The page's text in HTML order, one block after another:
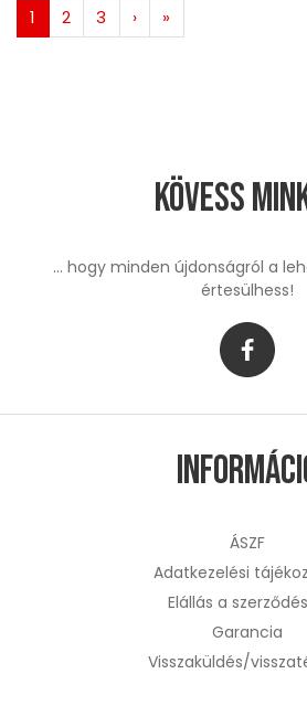
1 2 3 › »
Kövess
... hogy minden újdonságról a
értesülhess!
ÁSZF
Adatkezelési
Elállás a
Garancia
Visszaküldés/